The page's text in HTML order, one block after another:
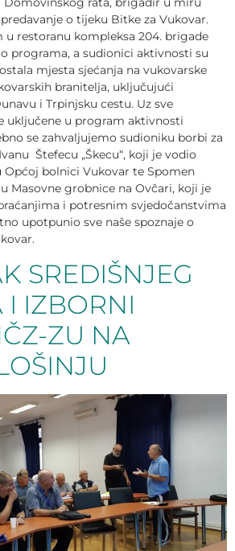
o tijeku Bitke za Vukovar.
restoranu kompleksa 204. brigade
programa, a sudionici aktivnosti su
mjesta sjećanja na vukovarske
branitelja, uključujući
i Trpinjsku cestu. Uz sve
uključene u program aktivnosti
se zahvaljujemo sudioniku borbi za
Štefecu „Škecu“, koji je vodio
bolnici Vukovar te Spomen
Masovne grobnice na Ovčari, koji je
i potresnim svjedočanstvima
upotpunio sve naše spoznaje o
SREDIŠNJEG
IZBORNI
ZU NA